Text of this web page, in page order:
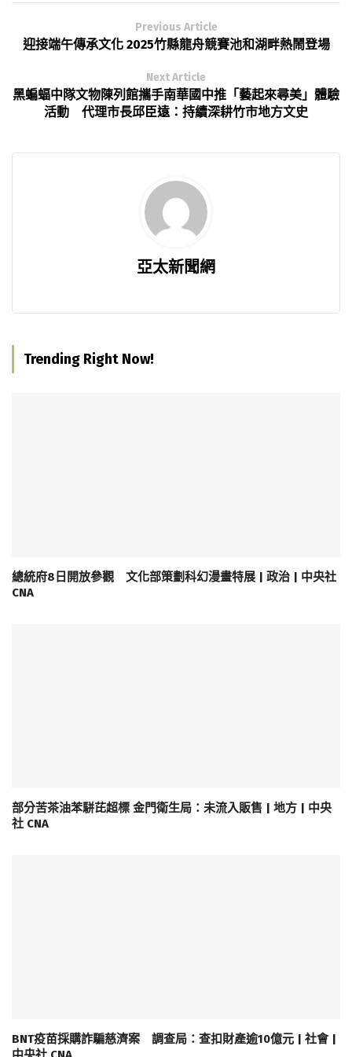
Previous Article
迎接端午傳承文化 2025竹縣龍舟競賽池和湖畔熱鬧登場
Next Article
黑蝙蝠中隊文物陳列館攜手南華國中推「藝起來尋美」體驗
活動 代理市長邱臣遠：持續深耕竹市地方文史
亞太新聞網
Trending Right Now!
總統府8日開放參觀 文化部策劃科幻漫畫特展 | 政治 | 中央社
CNA
部分苦茶油苯駢芘超標 金門衛生局：未流入販售 | 地方 | 中央
社 CNA
BNT疫苗採購詐騙慈濟案 調查局：查扣財產逾10億元 | 社會 |